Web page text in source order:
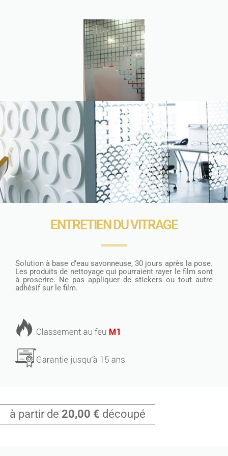
ENTRETIEN DU VITRAGE
Solution à base d’eau savonneuse, 30 jours après la pose.
Les produits de nettoyage qui pourraient rayer le film sont
à proscrire. Ne pas appliquer de stickers ou tout autre
adhésif sur le film.
à partir de 20,00 € découpé